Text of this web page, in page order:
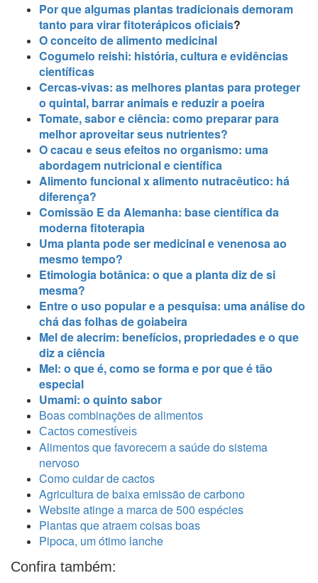
Por que algumas plantas tradicionais demoram
tanto para virar fitoterápicos oficiais?
O conceito de alimento medicinal
Cogumelo reishi: história, cultura e evidências
científicas
Cercas-vivas: as melhores plantas para proteger
o quintal, barrar animais e reduzir a poeira
Tomate, sabor e ciência: como preparar para
melhor aproveitar seus nutrientes?
O cacau e seus efeitos no organismo: uma
abordagem nutricional e científica
Alimento funcional x alimento nutracêutico: há
diferença?
Comissão E da Alemanha: base científica da
moderna fitoterapia
Uma planta pode ser medicinal e venenosa ao
mesmo tempo?
Etimologia botânica: o que a planta diz de si
mesma?
Entre o uso popular e a pesquisa: uma análise do
chá das folhas de goiabeira
Mel de alecrim: benefícios, propriedades e o que
diz a ciência
Mel: o que é, como se forma e por que é tão
especial
Umami: o quinto sabor
Boas combinações de alimentos
Cactos comestíveis
Alimentos que favorecem a saúde do sistema
nervoso
Como cuidar de cactos
Agricultura de baixa emissão de carbono
Website atinge a marca de 500 espécies
Plantas que atraem coisas boas
Pipoca, um ótimo lanche
Confira também: